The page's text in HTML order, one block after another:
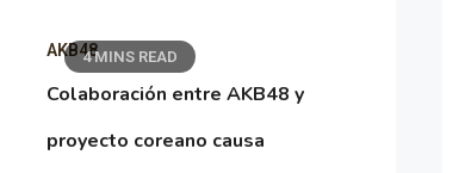
4 MINS READ
AKB48
Colaboración entre AKB48 y
proyecto coreano causa